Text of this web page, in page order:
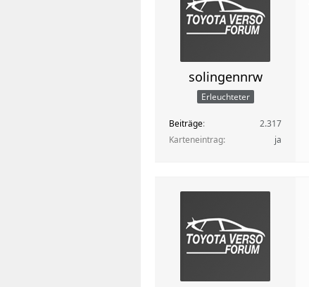
solingennrw
Erleuchteter
Beiträge
2.317
Karteneintrag
ja